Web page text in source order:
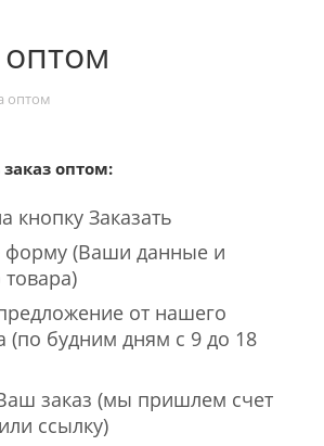
оптом
оптом:
кнопку Заказать
форму (Ваши данные и
от нашего
(по будним дням с 9 до 18
заказ (мы пришлем счет
ссылку)